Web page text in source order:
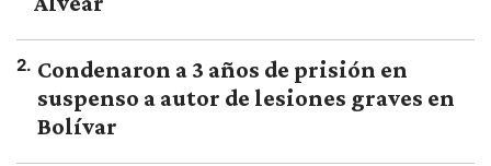
2. Condenaron a 3 años de prisión en
suspenso a autor de lesiones graves en
Bolívar